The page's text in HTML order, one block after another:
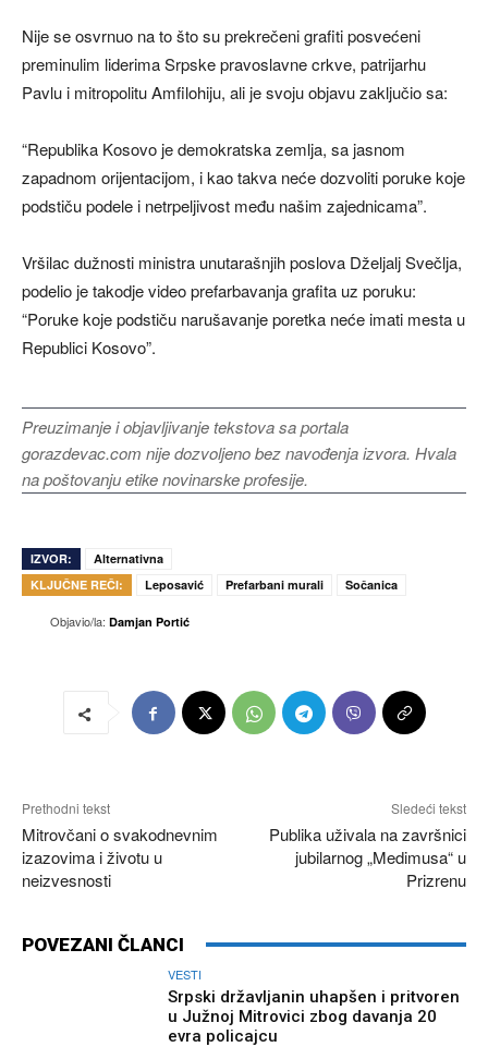
Nije se osvrnuo na to što su prekrečeni grafiti posvećeni
preminulim liderima Srpske pravoslavne crkve, patrijarhu
Pavlu i mitropolitu Amfilohiju, ali je svoju objavu zaključio sa:
“Republika Kosovo je demokratska zemlja, sa jasnom
zapadnom orijentacijom, i kao takva neće dozvoliti poruke koje
podstiču podele i netrpeljivost među našim zajednicama”.
Vršilac dužnosti ministra unutarašnjih poslova Dželjalj Svečlja,
podelio je takodje video prefarbavanja grafita uz poruku:
“Poruke koje podstiču narušavanje poretka neće imati mesta u
Republici Kosovo”.
Preuzimanje i objavljivanje tekstova sa portala
gorazdevac.com nije dozvoljeno bez navođenja izvora. Hvala
na poštovanju etike novinarske profesije.
IZVOR:
Alternativna
KLJUČNE REČI:
Leposavić Prefarbani murali Sočanica
Objavio/la: Damjan Portić
Prethodni tekst
Mitrovčani o svakodnevnim
izazovima i životu u
neizvesnosti
Sledeći tekst
Publika uživala na završnici
jubilarnog „Medimusa“ u
Prizrenu
POVEZANI ČLANCI
VESTI
Srpski državljanin uhapšen i pritvoren
u Južnoj Mitrovici zbog davanja 20
evra policajcu